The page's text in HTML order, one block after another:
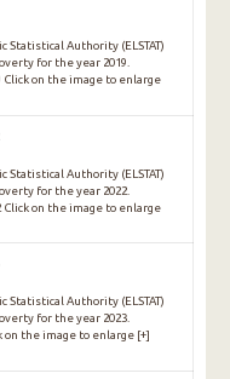
Statistical Authority (ELSTAT)
for the year 2019.
Click on the image to enlarge
Statistical Authority (ELSTAT)
for the year 2022.
Click on the image to enlarge
Statistical Authority (ELSTAT)
for the year 2023.
on the image to enlarge [+]